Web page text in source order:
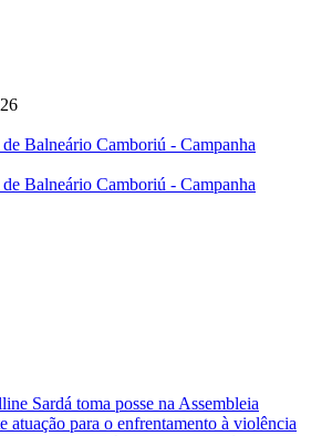
Sardá toma posse na Assembleia
atuação para o enfrentamento à violência